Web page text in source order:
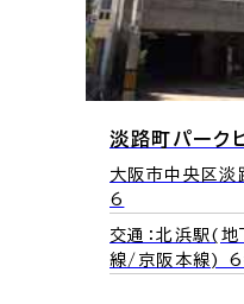
淡路町パーク
大阪市中央区
6
交通：北浜駅(地
線/京阪本線)